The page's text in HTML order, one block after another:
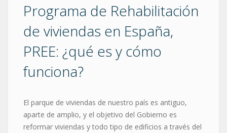
Programa de Rehabilitación
de viviendas en España,
PREE: ¿qué es y cómo
funciona?
El parque de viviendas de nuestro país es antiguo,
aparte de amplio, y el objetivo del Gobierno es
reformar viviendas y todo tipo de edificios a través del